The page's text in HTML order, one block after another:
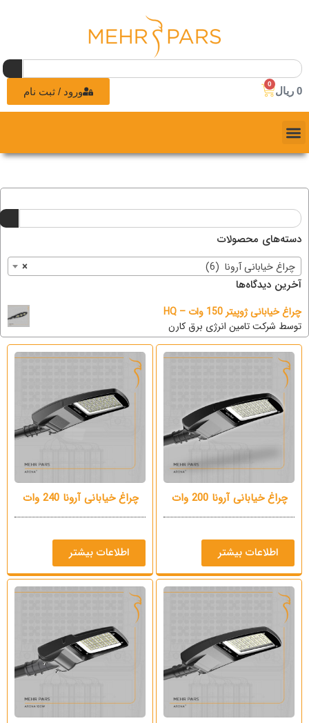
0 ریال
0
ورود / ثبت نام
دسته‌های محصولات
× چراغ خیابانی آرونا (6)
آخرین دیدگاه‌ها
چراغ خیابانی ژوپیتر 150 وات – HQ
توسط شرکت تامین انرژی برق کارن
چراغ خیابانی آرونا 200 وات
اطلاعات بیشتر
چراغ خیابانی آرونا 240 وات
اطلاعات بیشتر